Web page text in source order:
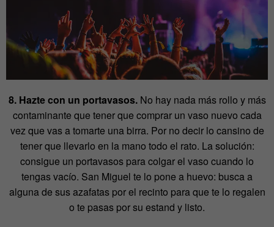
8. Hazte con un portavasos.No hay nada más rollo y más
contaminante que tener que comprar un vaso nuevo cada
vez que vas a tomarte una birra. Por no decir lo cansino de
tener que llevarlo en la mano todo el rato. La solución:
consigue un portavasos para colgar el vaso cuando lo
tengas vacío. San Miguel te lo pone a huevo: busca a
alguna de sus azafatas por el recinto para que te lo regalen
o te pasas por su estand y listo.